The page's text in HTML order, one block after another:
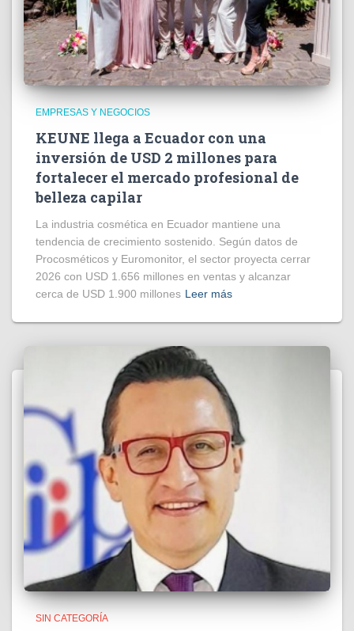
EMPRESAS Y NEGOCIOS
KEUNE llega a Ecuador con una
inversión de USD 2 millones para
fortalecer el mercado profesional de
belleza capilar
La industria cosmética en Ecuador mantiene una
tendencia de crecimiento sostenido. Según datos de
Procosméticos y Euromonitor, el sector proyecta cerrar
2026 con USD 1.656 millones en ventas y alcanzar
cerca de USD 1.900 millones Leer más
SIN CATEGORÍA